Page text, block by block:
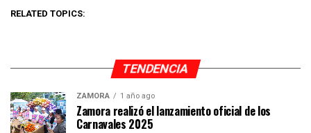
RELATED TOPICS:
TENDENCIA
ZAMORA 1 año ago
Zamora realizó el lanzamiento oficial de los
Carnavales 2025